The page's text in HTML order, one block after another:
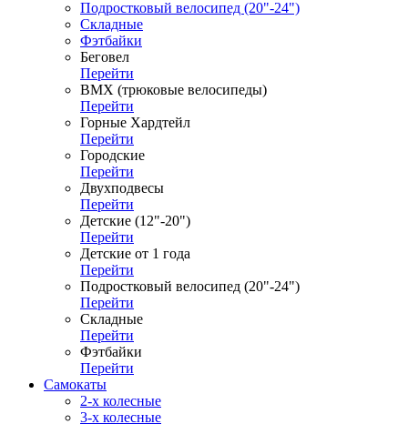
Подростковый велосипед (20"-24")
Складные
Фэтбайки
Беговел
Перейти
ВМХ (трюковые велосипеды)
Перейти
Горные Хардтейл
Перейти
Городские
Перейти
Двухподвесы
Перейти
Детские (12"-20")
Перейти
Детские от 1 года
Перейти
Подростковый велосипед (20"-24")
Перейти
Складные
Перейти
Фэтбайки
Перейти
Самокаты
2-х колесные
3-х колесные